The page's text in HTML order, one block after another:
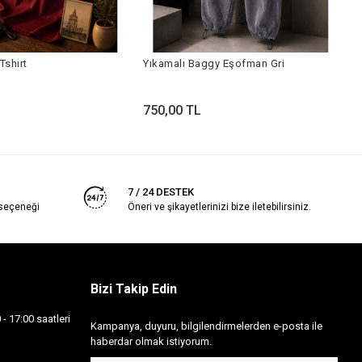
Yıkamalı Baggy Eşofman Gri
750,00 TL
7 / 24 DESTEK
Öneri ve şikayetlerinizi bize iletebilirsiniz.
17:00 saatleri
Bizi Takip Edin
Kampanya, duyuru, bilgilendirmelerden e-posta ile
haberdar olmak istiyorum.